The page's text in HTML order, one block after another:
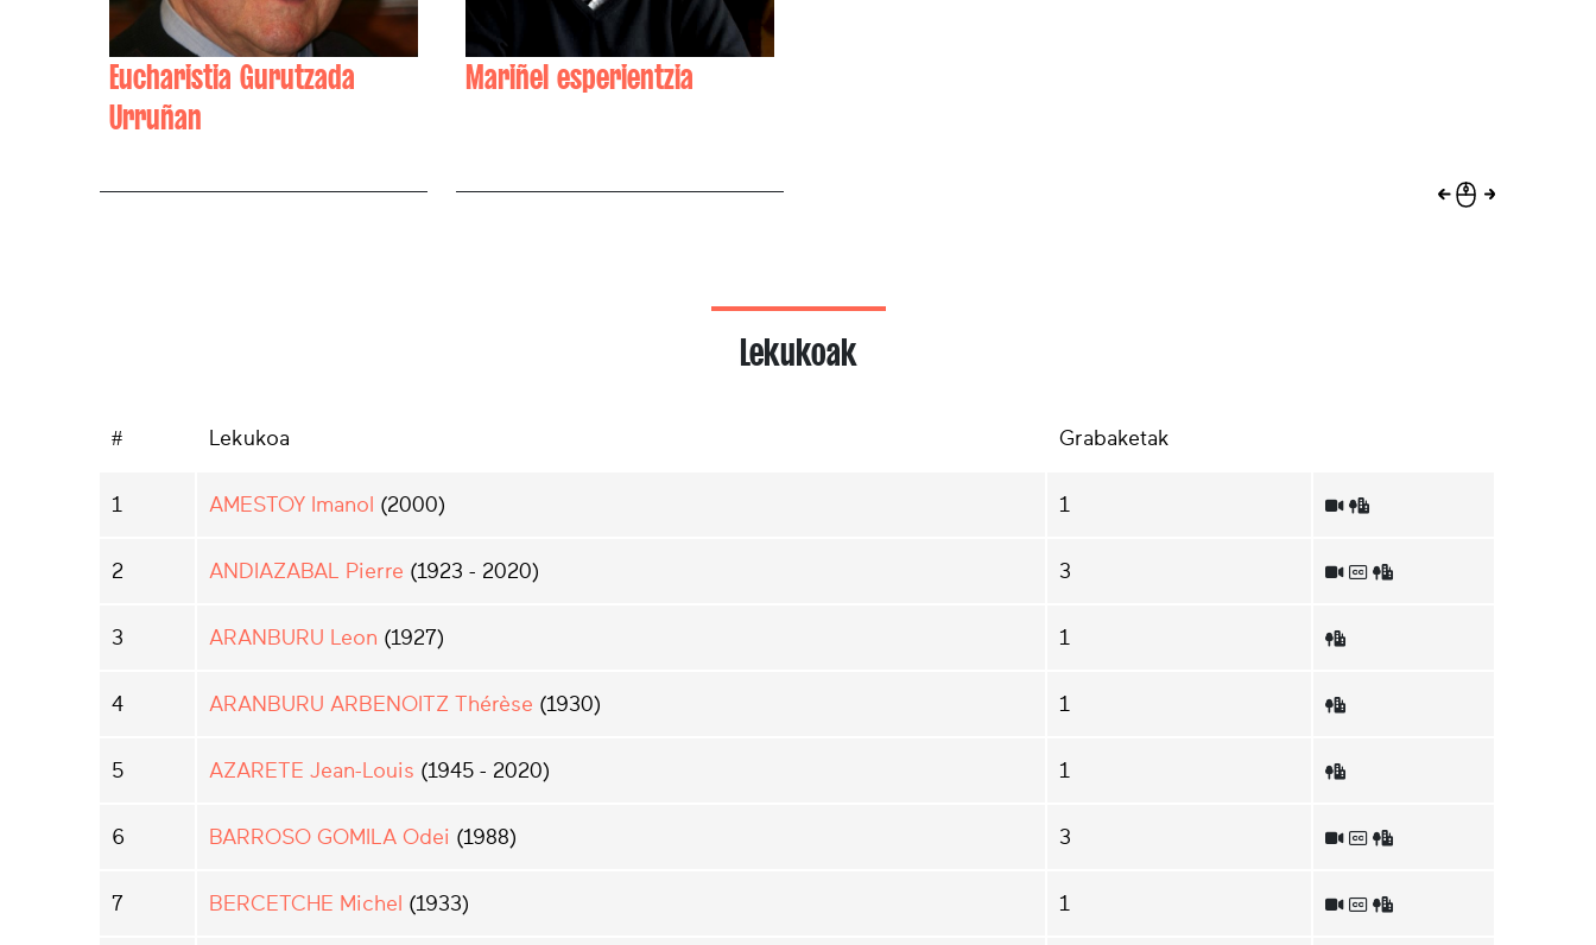
Eucharistia Gurutzada
Urruñan
Mariñel esperientzia
Lekukoak
# Lekukoa Grabaketak
1 AMESTOY Imanol (2000) 1
2 ANDIAZABAL Pierre (1923 - 2020) 3
3 ARANBURU Leon (1927) 1
4 ARANBURU ARBENOITZ Thérèse (1930) 1
5 AZARETE Jean-Louis (1945 - 2020) 1
6 BARROSO GOMILA Odei (1988) 3
7 BERCETCHE Michel (1933) 1